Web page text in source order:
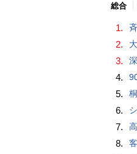
総合
1.
2.
3.
4.
5.
6.
7.
8.